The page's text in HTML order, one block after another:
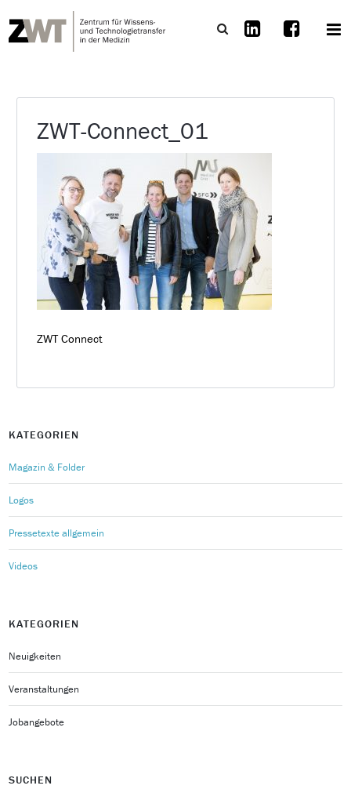
ZWT-Connect_01
ZWT Connect
KATEGORIEN
Magazin & Folder
Logos
Pressetexte allgemein
Videos
KATEGORIEN
Neuigkeiten
Veranstaltungen
Jobangebote
SUCHEN